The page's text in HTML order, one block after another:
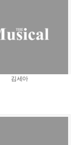
김세아